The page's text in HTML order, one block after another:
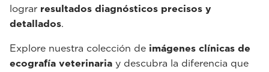
lograr resultados diagnósticos precisos y
detallados.
Explore nuestra colección de imágenes clínicas de
ecografía veterinaria y descubra la diferencia que